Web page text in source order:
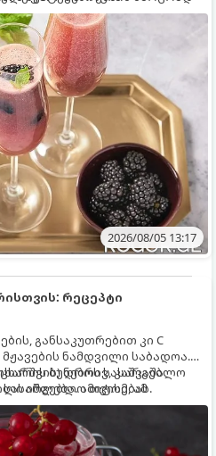
კოქტეილს.
2026/08/05 13:17
რეცეპტი
განსაკუთრებით კი C
ნამდვილი საბადოა.
დროს სასარგებლო
იშლება. ამიტომ, ამ
საუკეთესო გზა
- მოხარშვის გარეშე.
ბუნებრივ, კაშკაშა
თვისებას.